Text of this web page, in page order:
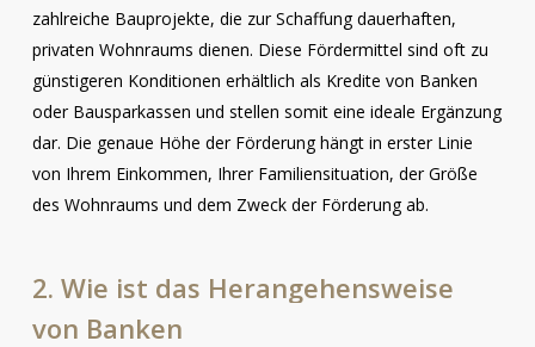
zahlreiche Bauprojekte, die zur Schaffung dauerhaften,
privaten Wohnraums dienen. Diese Fördermittel sind oft zu
günstigeren Konditionen erhältlich als Kredite von Banken
oder Bausparkassen und stellen somit eine ideale Ergänzung
dar. Die genaue Höhe der Förderung hängt in erster Linie
von Ihrem Einkommen, Ihrer Familiensituation, der Größe
des Wohnraums und dem Zweck der Förderung ab.
2. Wie ist das Herangehensweise
von Banken